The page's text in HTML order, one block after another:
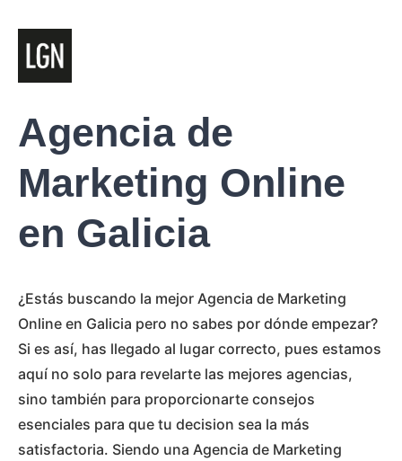
Agencia de
Marketing Online
en Galicia
¿Estás buscando la mejor Agencia de Marketing
Online en Galicia pero no sabes por dónde empezar?
Si es así, has llegado al lugar correcto, pues estamos
aquí no solo para revelarte las mejores agencias,
sino también para proporcionarte consejos
esenciales para que tu decision sea la más
satisfactoria. Siendo una Agencia de Marketing